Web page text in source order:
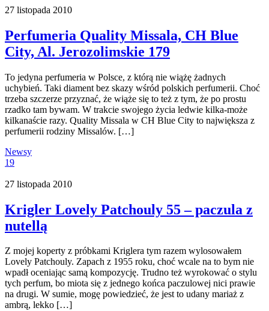
27 listopada 2010
Perfumeria Quality Missala, CH Blue
City, Al. Jerozolimskie 179
To jedyna perfumeria w Polsce, z którą nie wiążę żadnych
uchybień. Taki diament bez skazy wśród polskich perfumerii. Choć
trzeba szczerze przyznać, że wiąże się to też z tym, że po prostu
rzadko tam bywam. W trakcie swojego życia ledwie kilka-może
kilkanaście razy. Quality Missala w CH Blue City to największa z
perfumerii rodziny Missalów. […]
Newsy
19
27 listopada 2010
Krigler Lovely Patchouly 55 – paczula z
nutellą
Z mojej koperty z próbkami Kriglera tym razem wylosowałem
Lovely Patchouly. Zapach z 1955 roku, choć wcale na to bym nie
wpadł oceniając samą kompozycję. Trudno też wyrokować o stylu
tych perfum, bo miota się z jednego końca paczulowej nici prawie
na drugi. W sumie, mogę powiedzieć, że jest to udany mariaż z
ambrą, lekko […]